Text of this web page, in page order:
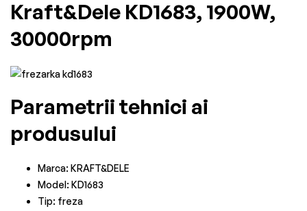
Kraft&Dele KD1683, 1900W,
30000rpm
Parametrii tehnici ai
produsului
Marca: KRAFT&DELE
Model: KD1683
Tip: freza